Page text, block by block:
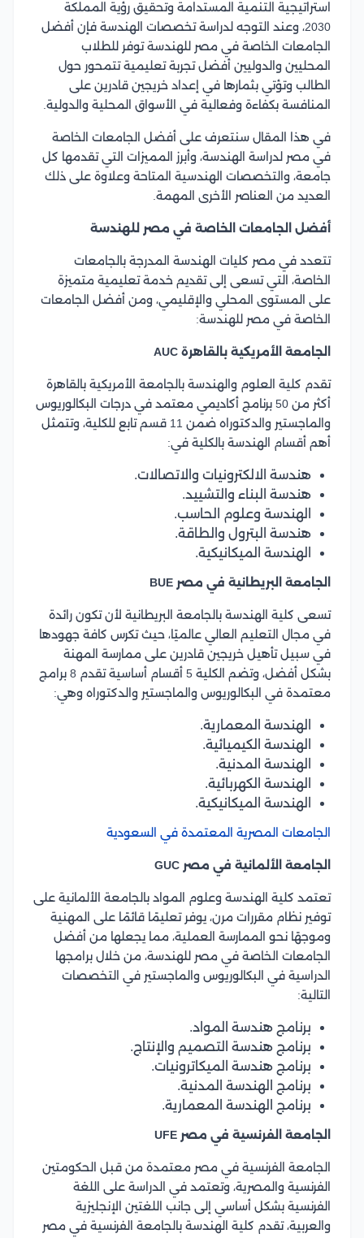
استراتيجية التنمية المستدامة وتحقيق رؤية المملكة
2030، وعند التوجه لدراسة تخصصات الهندسة فإن أفضل
الجامعات الخاصة في مصر للهندسة توفر للطلاب
المحليين والدوليين أفضل تجربة تعليمية تتمحور حول
الطالب وتؤتي بثمارها في إعداد خريجين قادرين على
المنافسة بكفاءة وفعالية في الأسواق المحلية والدولية.
في هذا المقال سنتعرف على أفضل الجامعات الخاصة
في مصر لدراسة الهندسة، وأبرز المميزات التي تقدمها كل
جامعة، والتخصصات الهندسية المتاحة وعلاوة على ذلك
العديد من العناصر الأخرى المهمة.
أفضل الجامعات الخاصة في مصر للهندسة
تتعدد في مصر كليات الهندسة المدرجة بالجامعات
الخاصة، التي تسعى إلى تقديم خدمة تعليمية متميزة
على المستوى المحلي والإقليمي، ومن أفضل الجامعات
الخاصة في مصر للهندسة:
الجامعة الأمريكية بالقاهرة AUC
تقدم كلية العلوم والهندسة بالجامعة الأمريكية بالقاهرة
أكثر من 50 برنامج أكاديمي معتمد في درجات البكالوريوس
والماجستير والدكتوراه ضمن 11 قسم تابع للكلية، وتتمثل
أهم أقسام الهندسة بالكلية في:
هندسة الالكترونيات والاتصالات.
هندسة البناء والتشييد.
الهندسة وعلوم الحاسب.
هندسة البترول والطاقة.
الهندسة الميكانيكية.
الجامعة البريطانية في مصر BUE
تسعى كلية الهندسة بالجامعة البريطانية لأن تكون رائدة
في مجال التعليم العالي عالميًا، حيث تكرس كافة جهودها
في سبيل تأهيل خريجين قادرين على ممارسة المهنة
بشكل أفضل، وتضم الكلية 5 أقسام أساسية تقدم 8 برامج
معتمدة في البكالوريوس والماجستير والدكتوراه وهي:
الهندسة المعمارية.
الهندسة الكيميائية.
الهندسة المدنية.
الهندسة الكهربائية.
الهندسة الميكانيكية.
الجامعات المصرية المعتمدة في السعودية
الجامعة الألمانية في مصر GUC
تعتمد كلية الهندسة وعلوم المواد بالجامعة الألمانية على
توفير نظام مقررات مرن، يوفر تعليمًا قائمًا على المهنية
وموجهًا نحو الممارسة العملية، مما يجعلها من أفضل
الجامعات الخاصة في مصر للهندسة، من خلال برامجها
الدراسية في البكالوريوس والماجستير في التخصصات
التالية:
برنامج هندسة المواد.
برنامج هندسة التصميم والإنتاج.
برنامج هندسة الميكاترونيات.
برنامج الهندسة المدنية.
برنامج الهندسة المعمارية.
الجامعة الفرنسية في مصر UFE
الجامعة الفرنسية في مصر معتمدة من قبل الحكومتين
الفرنسية والمصرية، وتعتمد في الدراسة على اللغة
الفرنسية بشكل أساسي إلى جانب اللغتين الإنجليزية
والعربية، تقدم كلية الهندسة بالجامعة الفرنسية في مصر